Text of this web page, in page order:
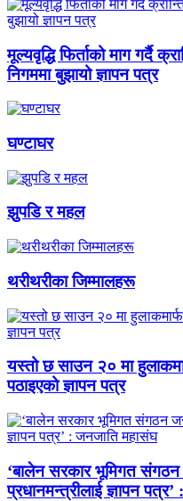
मूल्यवृद्धि फिर्ताको माग गर्दै
निगममा बुझायो ज्ञापन पत्र
घण्टाघर
झुपडि र महल
थरीथरीका जिम्मालहरू
यस्तो छ साउन २० मा
पठाइएको ज्ञापन पत्र
‘बालेन सरकार भूमिगत संगठन
प्रधानमन्त्रीलाई ज्ञापन